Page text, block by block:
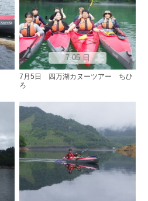
7.05 日
7月5日 四万湖カヌーツアー ちひ
ろ